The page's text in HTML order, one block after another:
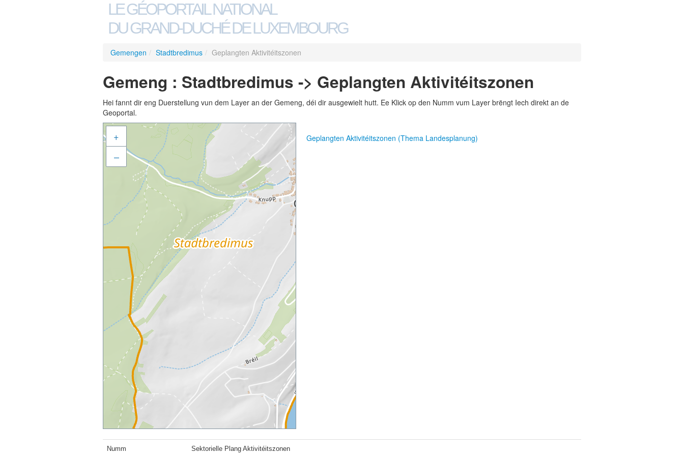
LE GÉOPORTAIL NATIONAL
DU GRAND-DUCHÉ DE LUXEMBOURG
Gemengen / Stadtbredimus / Geplangten Aktivitéitszonen
Gemeng : Stadtbredimus -> Geplangten Aktivitéitszonen
Hei fannt dir eng Duerstellung vun dem Layer an der Gemeng, déi dir ausgewielt hutt. Ee Klick op den Numm vum Layer brëngt Iech direkt an de
Geoportal.
+
–
Geplangten Aktivitéitszonen (Thema Landesplanung)
Numm Sektorielle Plang Aktivitéitszonen